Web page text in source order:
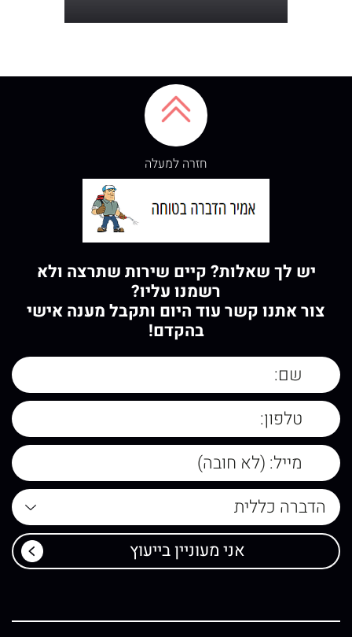
חזרה למעלה
יש לך שאלות? קיים שירות שתרצה ולא
רשמנו עליו?
צור אתנו קשר עוד היום ותקבל מענה אישי
בהקדם!